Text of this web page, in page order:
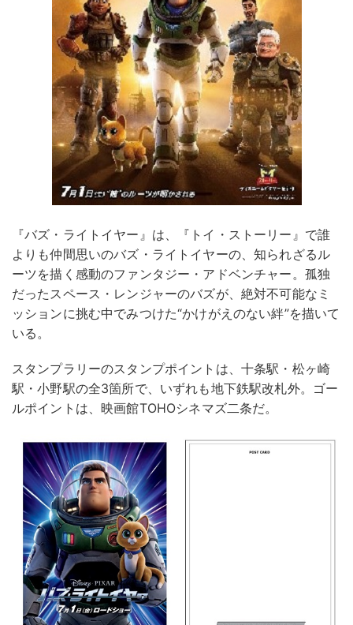
『バズ・ライトイヤー』は、『トイ・ストーリー』で誰
よりも仲間思いのバズ・ライトイヤーの、知られざるル
ーツを描く感動のファンタジー・アドベンチャー。孤独
だったスペース・レンジャーのバズが、絶対不可能なミ
ッションに挑む中でみつけた“かけがえのない絆”を描いて
いる。
スタンプラリーのスタンプポイントは、十条駅・松ヶ崎
駅・小野駅の全3箇所で、いずれも地下鉄駅改札外。ゴー
ルポイントは、映画館TOHOシネマズ二条だ。